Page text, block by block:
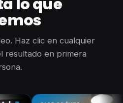
Haz clic en cualquier
resultado en primera